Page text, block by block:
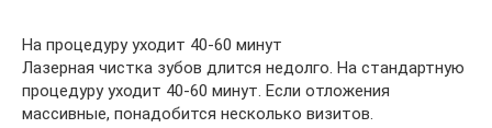
На процедуру уходит 40-60 минут
Лазерная чистка зубов длится недолго. На стандартную
процедуру уходит 40-60 минут. Если отложения
массивные, понадобится несколько визитов.